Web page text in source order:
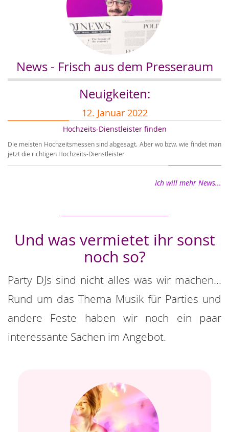
News - Frisch aus dem Presseraum
Neuigkeiten:
12. Januar 2022
Hochzeits-Dienstleister finden
Die meisten Hochzeitsmessen sind abgesagt. Aber wo bzw. wie findet man
jetzt die richtigen Hochzeits-Dienstleister
Ich will mehr News...
Und was vermietet ihr sonst
noch so?
Party DJs sind nicht alles was wir machen...
Rund um das Thema Musik für Parties und
andere Feste haben wir noch ein paar
interessante Sachen im Angebot.